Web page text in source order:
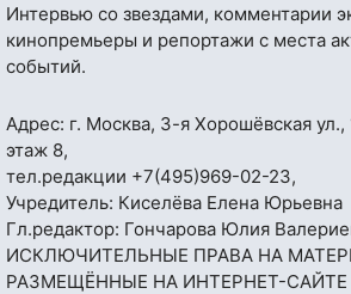
Интервью со звездами, комментарии
кинопремьеры и репортажи с места
событий.
Адрес: г. Москва, 3-я Хорошёвская ул.,
этаж 8,
тел.редакции +7(495)969-02-23,
Учредитель: Киселёва Елена Юрьевна
Гл.редактор: Гончарова Юлия
ИСКЛЮЧИТЕЛЬНЫЕ ПРАВА НА
РАЗМЕЩЁННЫЕ НА ИНТЕРНЕТ-САЙТЕ